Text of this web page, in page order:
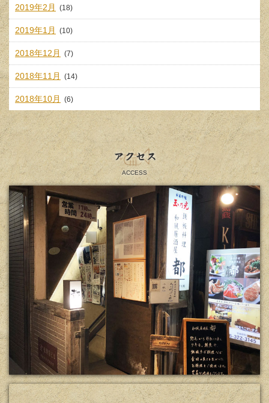
2019年2月 (18)
2019年1月 (10)
2018年12月 (7)
2018年11月 (14)
2018年10月 (6)
アクセス
ACCESS